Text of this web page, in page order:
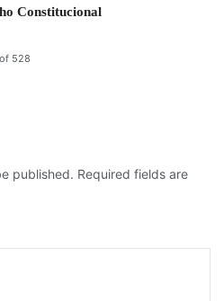
Constitucional
of 528
published. Required fields are